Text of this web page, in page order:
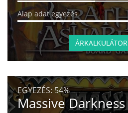
Alap adat egyezés
ÁRKALKULÁTOR
EGYEZÉS: 54%
Massive Darkness